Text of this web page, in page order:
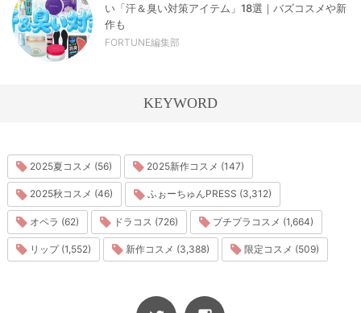
い「汗＆臭い対策アイテム」18選｜バズコスメや新
作も
FORTUNE編集部
KEYWORD
2025夏コスメ (56) 2025新作コスメ (147)
2025秋コスメ (46) ふぉーちゅんPRESS (3,312)
オペラ (62) ドラコス (726) プチプラコスメ (1,664)
リップ (1,552) 新作コスメ (3,388) 限定コスメ (509)